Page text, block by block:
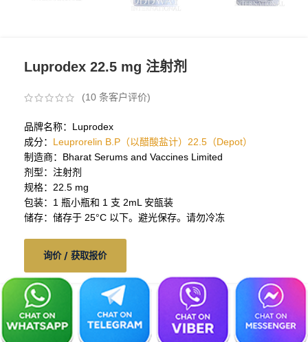
Luprodex 22.5 mg 注射剂
(10 条客户评价)
品牌名称：Luprodex
成分： Leuprorelin B.P（以醋酸盐计）22.5（Depot）
制造商：Bharat Serums and Vaccines Limited
剂型：注射剂
规格：22.5 mg
包装：1 瓶小瓶和 1 支 2mL 安瓿装
储存：储存于 25°C 以下。避光保存。请勿冷冻
询价 / 获取报价